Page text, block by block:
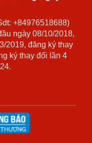
+84976518688)
ngày 08/10/2018,
2019, đăng ký thay
ký thay đổi lần 4